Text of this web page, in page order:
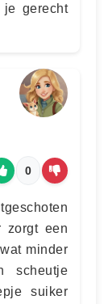
gerecht
0
zorgt een
minder
scheutje
suiker